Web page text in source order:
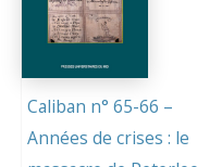
Caliban n° 65-66 –
Années de crises : le